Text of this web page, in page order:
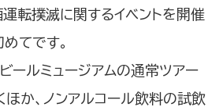
転撲滅に関するイベントを開催
てです。
ールミュージアムの通常ツアー
ほか、ノンアルコール飲料の試飲